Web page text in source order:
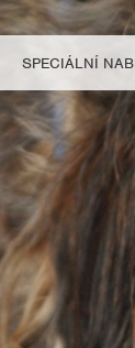
SPECIÁLNÍ